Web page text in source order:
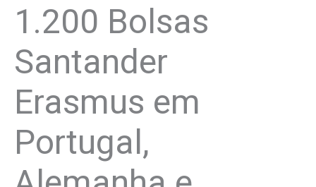
1.200 Bolsas
Santander
Erasmus em
Portugal,